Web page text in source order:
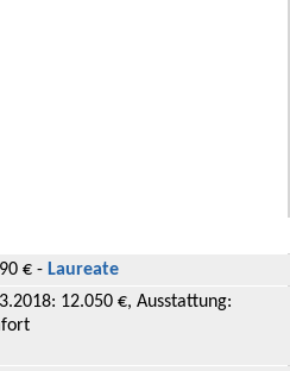
€ - Laureate
12.050 €, Ausstattung: